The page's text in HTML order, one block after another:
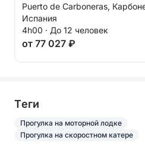
Puerto de Carboneras,
Испания
4h00 · До 12 человек
от 77 027 ₽
Tеги
Прогулка на моторной лодке
Прогулка на скоростном катере